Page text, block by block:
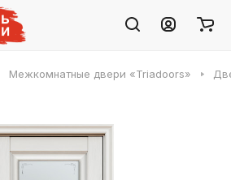
Межкомнатные двери «Triadoors»